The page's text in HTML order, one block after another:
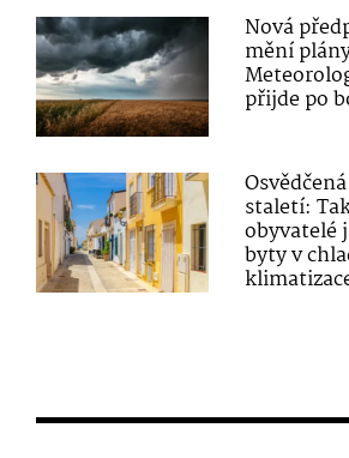
Nová
mění
přijde po
staletí:
obyvatelé
byty v